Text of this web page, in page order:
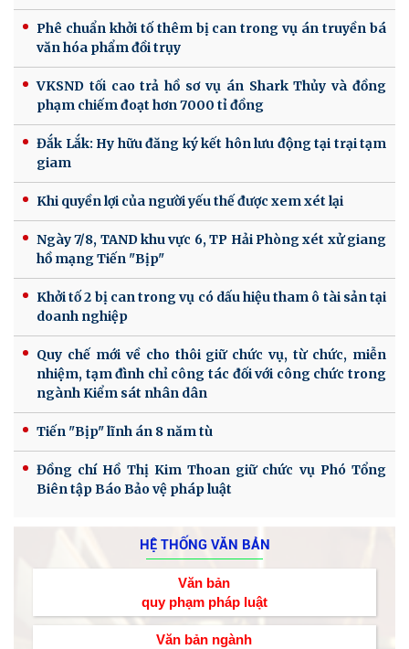
Phê chuẩn khởi tố thêm bị can trong vụ án truyền bá
văn hóa phẩm đồi trụy
VKSND tối cao trả hồ sơ vụ án Shark Thủy và đồng
phạm chiếm đoạt hơn 7000 tỉ đồng
Đắk Lắk: Hy hữu đăng ký kết hôn lưu động tại trại tạm
giam
Khi quyền lợi của người yếu thế được xem xét lại
Ngày 7/8, TAND khu vực 6, TP Hải Phòng xét xử giang
hồ mạng Tiến "Bịp"
Khởi tố 2 bị can trong vụ có dấu hiệu tham ô tài sản tại
doanh nghiệp
Quy chế mới về cho thôi giữ chức vụ, từ chức, miễn
nhiệm, tạm đình chỉ công tác đối với công chức trong
ngành Kiểm sát nhân dân
Tiến "Bịp" lĩnh án 8 năm tù
Đồng chí Hồ Thị Kim Thoan giữ chức vụ Phó Tổng
Biên tập Báo Bảo vệ pháp luật
HỆ THỐNG VĂN BẢN
Văn bản
quy phạm pháp luật
Văn bản ngành